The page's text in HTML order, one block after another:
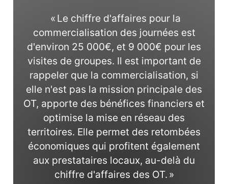
« Le chiffre d'affaires pour la
commercialisation des journées est
d'environ 25 000€, et 9 000€ pour les
visites de groupes. Il est important de
rappeler que la commercialisation, si
elle n'est pas la mission principale des
OT, apporte des bénéfices financiers et
optimise la mise en réseau des
territoires. Elle permet des retombées
économiques qui profitent également
aux prestataires locaux, au-delà du
chiffre d'affaires des OT. »